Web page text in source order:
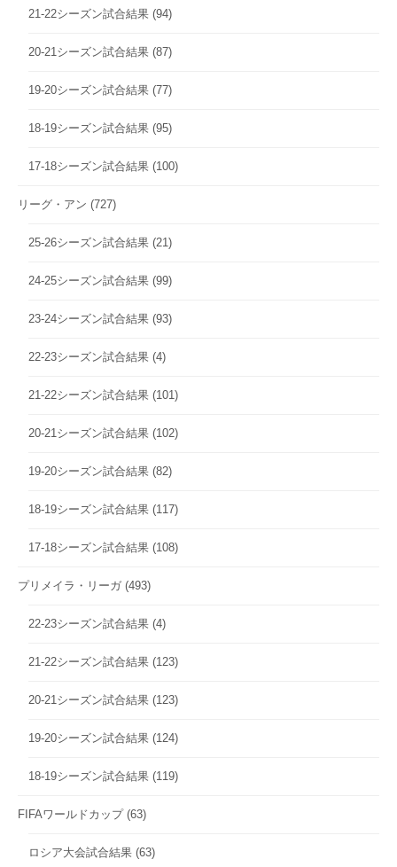
21-22シーズン試合結果 (94)
20-21シーズン試合結果 (87)
19-20シーズン試合結果 (77)
18-19シーズン試合結果 (95)
17-18シーズン試合結果 (100)
リーグ・アン (727)
25-26シーズン試合結果 (21)
24-25シーズン試合結果 (99)
23-24シーズン試合結果 (93)
22-23シーズン試合結果 (4)
21-22シーズン試合結果 (101)
20-21シーズン試合結果 (102)
19-20シーズン試合結果 (82)
18-19シーズン試合結果 (117)
17-18シーズン試合結果 (108)
プリメイラ・リーガ (493)
22-23シーズン試合結果 (4)
21-22シーズン試合結果 (123)
20-21シーズン試合結果 (123)
19-20シーズン試合結果 (124)
18-19シーズン試合結果 (119)
FIFAワールドカップ(63)
ロシア大会試合結果 (63)